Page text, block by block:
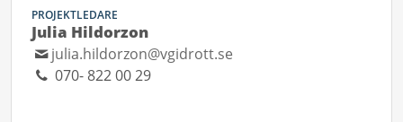
PROJEKTLEDARE
Julia Hildorzon
julia.hildorzon@vgidrott.se
070- 822 00 29